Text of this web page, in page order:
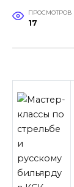
ПРОСМОТРОВ
17